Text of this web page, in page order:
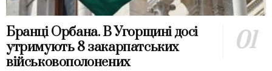
Бранці Орбана. В Угорщині досі
утримують 8 закарпатських
військовополонених